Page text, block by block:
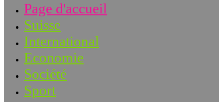
Page d'accueil
Suisse
International
Economie
Société
Sport